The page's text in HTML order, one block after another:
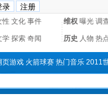
性 文化 事件 维权 曝光 调
学 探索 奇闻 历史 人物 热
页游戏 火箭球赛 热门音乐 2011